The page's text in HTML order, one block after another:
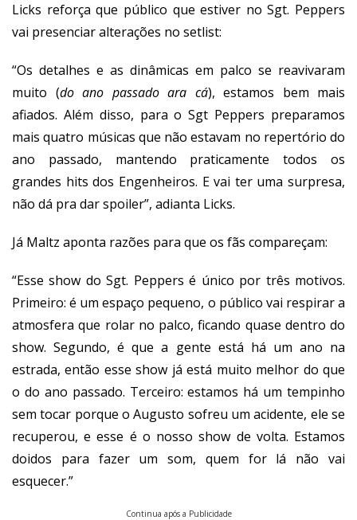
Licks reforça que público que estiver no Sgt. Peppers
vai presenciar alterações no setlist:
“Os detalhes e as dinâmicas em palco se reavivaram
muito (do ano passado ara cá), estamos bem mais
afiados. Além disso, para o Sgt Peppers preparamos
mais quatro músicas que não estavam no repertório do
ano passado, mantendo praticamente todos os
grandes hits dos Engenheiros. E vai ter uma surpresa,
não dá pra dar spoiler”, adianta Licks.
Já Maltz aponta razões para que os fãs compareçam:
“Esse show do Sgt. Peppers é único por três motivos.
Primeiro: é um espaço pequeno, o público vai respirar a
atmosfera que rolar no palco, ficando quase dentro do
show. Segundo, é que a gente está há um ano na
estrada, então esse show já está muito melhor do que
o do ano passado. Terceiro: estamos há um tempinho
sem tocar porque o Augusto sofreu um acidente, ele se
recuperou, e esse é o nosso show de volta. Estamos
doidos para fazer um som, quem for lá não vai
esquecer.”
Continua após a Publicidade